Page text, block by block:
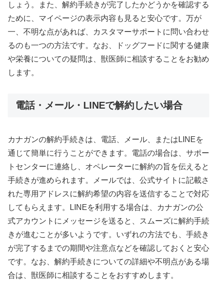
しょう。また、解約手続きが完了したかどうかを確認する
ために、マイページの表示内容も見ると安心です。万が
一、不明な点があれば、カスタマーサポートに問い合わせ
るのも一つの方法です。なお、ドッグフードに関する健康
や栄養についての疑問は、獣医師に相談することをお勧め
します。
電話・メール・LINEで解約したい場合
カナガンの解約手続きは、電話、メール、またはLINEを
通じて簡単に行うことができます。電話の場合は、サポー
トセンターに連絡し、オペレーターに解約の旨を伝えると
手続きが進められます。メールでは、公式サイトに記載さ
れた専用アドレスに解約希望の内容を送信することで対応
してもらえます。LINEを利用する場合は、カナガンの公
式アカウントにメッセージを送ると、スムーズに解約手続
きが進むことが多いようです。いずれの方法でも、手続き
が完了するまでの期間や注意点などを確認しておくと安心
です。なお、解約手続きについての詳細や不明点がある場
合は、獣医師に相談することをおすすめします。